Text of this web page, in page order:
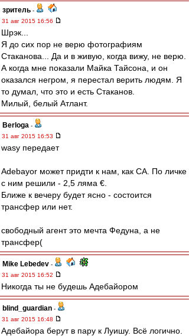
зpитель -
31 авг 2015 16:56
Шрэк...
Я до сих пор не верю фотографиям
Стаканова... Да и в живую, когда вижу, не верю.
А когда мне показали Майка Тайсона, и он
оказался негром, я перестал верить людям. Я
то думал, что это и есть Стаканов.
Милый, белый Атлант.
Berloga -
31 авг 2015 16:53
wasy передает
Adebayor может придти к нам, как СА. По личке
с ним решили - 2,5 ляма €.
Ближе к вечеру будет ясно - состоится
трансфер или нет.
свободный агент это мечта Федуна, а не
трансфер(
Mike Lebedev -
31 авг 2015 16:52
Никогда ты не будешь Адебайором
blind_guardian -
31 авг 2015 16:48
Адебайора берут в пару к Луишу. Всё логично.